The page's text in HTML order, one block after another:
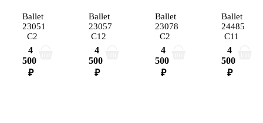
Ballet
23051
C2
4
500
₽
Ballet
23057
C12
4
500
₽
Ballet
23078
C2
4
500
₽
Ballet
24485
C11
4
500
₽